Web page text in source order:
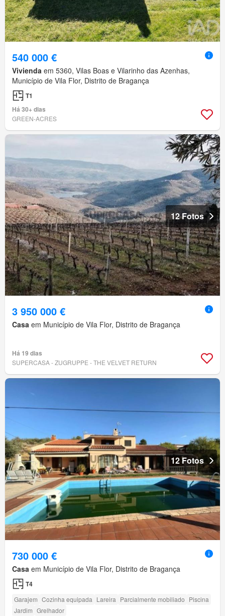
540 000 €
Vivienda em 5360, Vilas Boas e Vilarinho das Azenhas,
Município de Vila Flor, Distrito de Bragança
T1
Há 30+ dias
GREEN-ACRES
12 Fotos
3 950 000 €
Casa em Município de Vila Flor, Distrito de Bragança
Há 19 dias
SUPERCASA - ZUGRUPPE - THE VELVET RETURN
12 Fotos
730 000 €
Casa em Município de Vila Flor, Distrito de Bragança
T4
Garajem Cozinha equipada Lareira Parcialmente mobiliado Piscina
Jardim Grelhador